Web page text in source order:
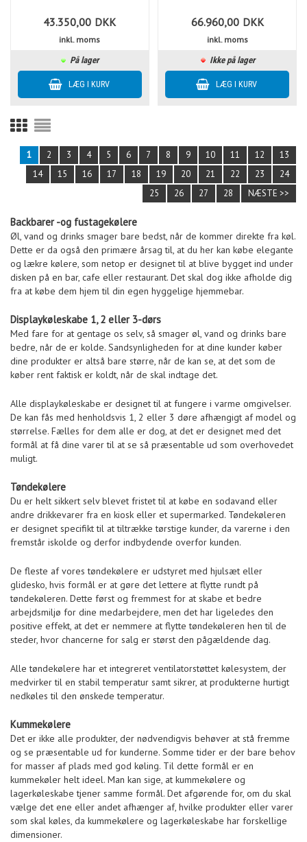
43.350,00 DKK
inkl. moms
På lager
66.960,00 DKK
inkl. moms
Ikke på lager
1 2 3 4 5 6 7 8 9 10 11 12
13
14
15 16 17 18 19 20 21 22 23
24
25
26 27 28 NÆSTE >>
Backbarer -og fustagekølere
Øl, vand og drinks smager bare bedst, når de kommer direkte fra køl.
Dette er da også den primære årsag til, at du her kan købe elegante
og lækre kølere, som netop er designet til at blive bygget ind under
disken på en bar, cafe eller restaurant. Det skal dog ikke afholde dig
fra at købe dem hjem til din egen hyggelige hjemmebar.
Displaykøleskabe 1, 2 eller 3-dørs
Med fare for at gentage os selv, så smager øl, vand og drinks bare
bedre, når de er kolde. Sandsynligheden for at dine kunder køber
dine produkter er altså bare større, når de kan se, at det som de
køber rent faktisk er koldt, når de skal indtage det.
Alle displaykøleskabe er designet til at fungere i varme omgivelser.
De kan fås med henholdsvis 1, 2 eller 3 døre afhængigt af model og
størrelse. Fælles for dem alle er dog, at det er designet med det
formål at få dine varer til at se så præsentable ud som overhovedet
muligt.
Tøndekølere
Du er helt sikkert selv blevet fristet til at købe en sodavand eller
andre drikkevarer fra en kiosk eller et supermarked. Tøndekøleren
er designet specifikt til at tiltrække tørstige kunder, da varerne i den
fremstår iskolde og derfor indbydende overfor kunden.
De fleste af vores tøndekølere er udstyret med hjulsæt eller
glidesko, hvis formål er at gøre det lettere at flytte rundt på
tøndekøleren. Dette først og fremmest for at skabe et bedre
arbejdsmiljø for dine medarbejdere, men det har ligeledes den
positive effekt, at det er nemmere at flytte tøndekøleren hen til de
steder, hvor chancerne for salg er størst den pågældende dag.
Alle tøndekølere har et integreret ventilatorstøttet kølesystem, der
medvirker til en stabil temperatur samt sikrer, at produkterne hurtigt
nedkøles til den ønskede temperatur.
Kummekølere
Det er ikke alle produkter, der nødvendigvis behøver at stå fremme
og se præsentable ud for kunderne. Somme tider er der bare behov
for masser af plads med god køling. Til dette formål er en
kummekøler helt ideel. Man kan sige, at kummekølere og
lagerkøleskabe tjener samme formål. Det afgørende for, om du skal
vælge det ene eller andet afhænger af, hvilke produkter eller varer
som skal køles, da kummekølere og lagerkøleskabe har forskellige
dimensioner.